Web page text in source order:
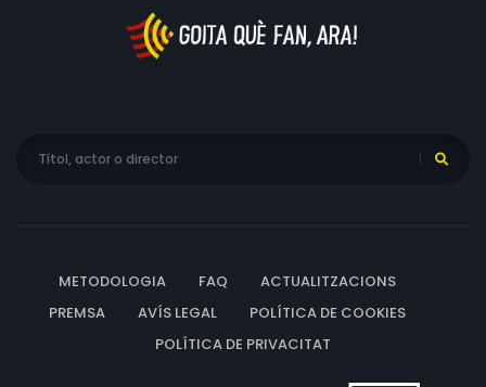
METODOLOGIA FAQ
ACTUALITZACIONS
PREMSA
AVÍS LEGAL
POLÍTICA DE COOKIES
POLÍTICA DE PRIVACITAT